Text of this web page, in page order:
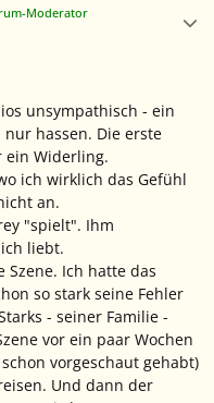
Moderator
unsympathisch - ein
hassen. Die erste
ein Widerling.
ich wirklich das Gefühl
an.
"spielt". Ihm
liebt.
Szene. Ich hatte das
so stark seine Fehler
- seiner Familie -
vor ein paar Wochen
vorgeschaut gehabt)
Und dann der